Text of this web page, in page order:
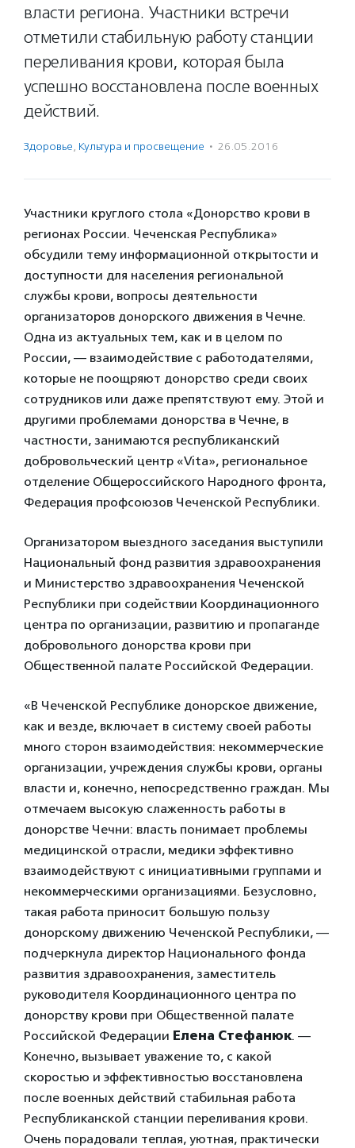
власти региона. Участники встречи
отметили стабильную работу станции
переливания крови, которая была
успешно восстановлена после военных
действий.
Здоровье, Культура и просвещение · 26.05.2016
Участники круглого стола «Донорство крови в
регионах России. Чеченская Республика»
обсудили тему информационной открытости и
доступности для населения региональной
службы крови, вопросы деятельности
организаторов донорского движения в Чечне.
Одна из актуальных тем, как и в целом по
России, — взаимодействие с работодателями,
которые не поощряют донорство среди своих
сотрудников или даже препятствуют ему. Этой и
другими проблемами донорства в Чечне, в
частности, занимаются республиканский
добровольческий центр «Vita», региональное
отделение Общероссийского Народного фронта,
Федерация профсоюзов Чеченской Республики.
Организатором выездного заседания выступили
Национальный фонд развития здравоохранения
и Министерство здравоохранения Чеченской
Республики при содействии Координационного
центра по организации, развитию и пропаганде
добровольного донорства крови при
Общественной палате Российской Федерации.
«В Чеченской Республике донорское движение,
как и везде, включает в систему своей работы
много сторон взаимодействия: некоммерческие
организации, учреждения службы крови, органы
власти и, конечно, непосредственно граждан. Мы
отмечаем высокую слаженность работы в
донорстве Чечни: власть понимает проблемы
медицинской отрасли, медики эффективно
взаимодействуют с инициативными группами и
некоммерческими организациями. Безусловно,
такая работа приносит большую пользу
донорскому движению Чеченской Республики, —
подчеркнула директор Национального фонда
развития здравоохранения, заместитель
руководителя Координационного центра по
донорству крови при Общественной палате
Российской Федерации Елена Стефанюк. —
Конечно, вызывает уважение то, с какой
скоростью и эффективностью восстановлена
после военных действий стабильная работа
Республиканской станции переливания крови.
Очень порадовали теплая, уютная, практически